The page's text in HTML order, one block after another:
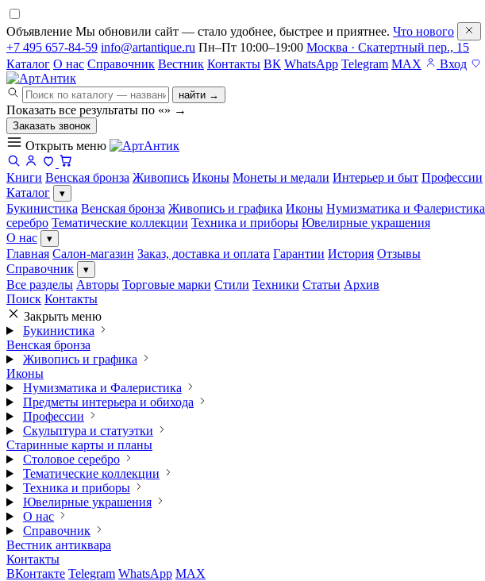
Объявление Мы обновили сайт — стало удобнее, быстрее и приятнее. Что нового
+7 495 657-84-59 info@artantique.ru Пн–Пт 10:00–19:00 Москва · Скатертный пер., 15
Каталог О нас Справочник Вестник Контакты ВК WhatsApp Telegram MAX Вход
найти →
Показать все результаты по «» →
Заказать звонок
Открыть меню
Книги Венская бронза Живопись Иконы Монеты и медали Интерьер и быт Профессии
Каталог
▾
Букинистика Венская бронза Живопись и графика Иконы Нумизматика и Фалеристика
серебро Тематические коллекции Техника и приборы Ювелирные украшения
О нас
▾
Главная Салон-магазин Заказ, доставка и оплата Гарантии История Отзывы
Справочник
▾
Все разделы Авторы Торговые марки Стили Техники Статьи Архив
Поиск Контакты
Закрыть меню
Букинистика
Венская бронза
Живопись и графика
Иконы
Нумизматика и Фалеристика
Предметы интерьера и обихода
Профессии
Скульптура и статуэтки
Старинные карты и планы
Столовое серебро
Тематические коллекции
Техника и приборы
Ювелирные украшения
О нас
Справочник
Вестник антиквара
Контакты
ВКонтакте Telegram WhatsApp MAX